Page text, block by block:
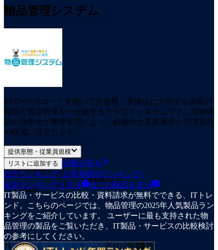
物品管理システム
RFIDやQRコードを用いて大規模・多拠点に分散する資産の
棚卸と貸出管理を一元化するクラウドシステムです。現物確
認の効率化と履歴管理により、組織的な資産運用と管理負荷
の軽減に役立ちます。
提供形態・従業員規模
提供
形態
クラウド
SaaS
従業員
規模
1,000名以上
リストに追加する 詳細を見る
総合ランキング>企業規模別ランキング>
最新ランキングを見る
全ての製品を見る
IT製品・サービスの比較・資料請求が無料でできる、ITトレ
ンド。こちらのページでは、物品管理の2025年人気製品ラン
キングをご紹介しています。 ユーザーに最も支持された物
品管理の製品をご覧いただき、IT製品・サービスの比較検討
の参考にしてください。